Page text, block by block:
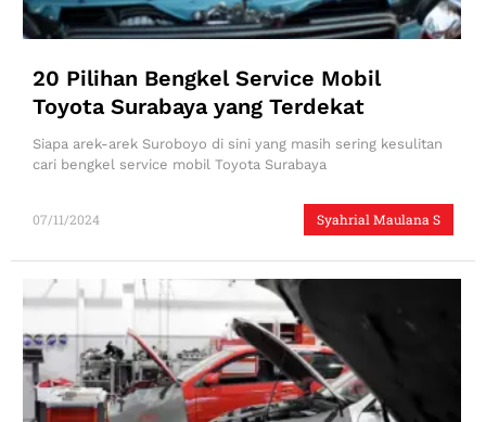
20 Pilihan Bengkel Service Mobil
Toyota Surabaya yang Terdekat
Syahrial Maulana S
07/11/2024
Siapa arek-arek Suroboyo di sini yang masih sering kesulitan
cari bengkel service mobil Toyota Surabaya